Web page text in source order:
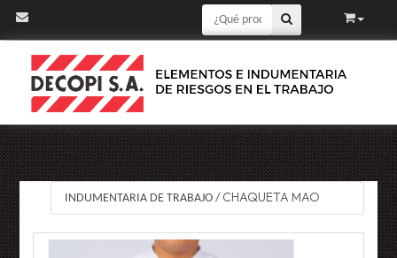
INDUMENTARIA DE TRABAJO / CHAQUETA MAO